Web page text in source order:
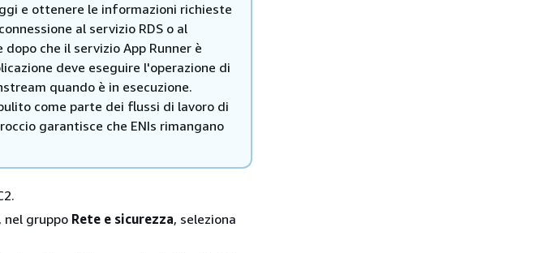
e ottenere le informazioni richieste
al servizio RDS o al
che il servizio App Runner è
deve eseguire l'operazione di
quando è in esecuzione.
come parte dei flussi di lavoro di
garantisce che ENIs rimangano
nel gruppo Rete e sicurezza, seleziona